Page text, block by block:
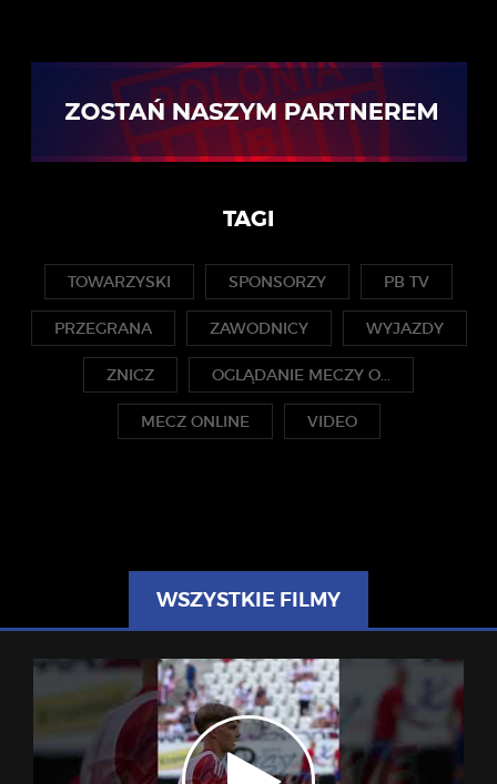
TAGI
TOWARZYSKI SPONSORZY PB TV
PRZEGRANA ZAWODNICY WYJAZDY
ZNICZ OGLĄDANIE MECZY O...
MECZ ONLINE VIDEO
WSZYSTKIE FILMY